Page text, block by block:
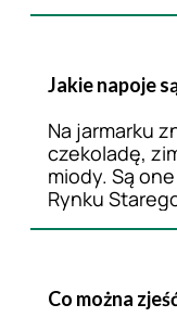
Jakie napoje
Na jarmarku
czekoladę,
miody. Są
Rynku
Co można